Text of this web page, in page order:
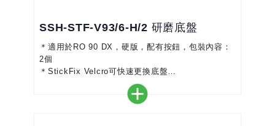
SSH-STF-V93/6-H/2 研磨底盤
＊適用於RO 90 DX，硬版，配有按鈕，包裝內容：
2個
＊StickFix Velcro可快速更換底盤
＊只需轉動底盤的尖端即可使用三次